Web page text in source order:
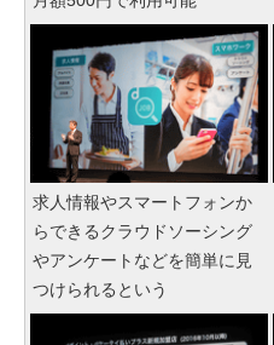
求人情報やスマートフォンか
らできるクラウドソーシング
やアンケートなどを簡単に見
つけられるという